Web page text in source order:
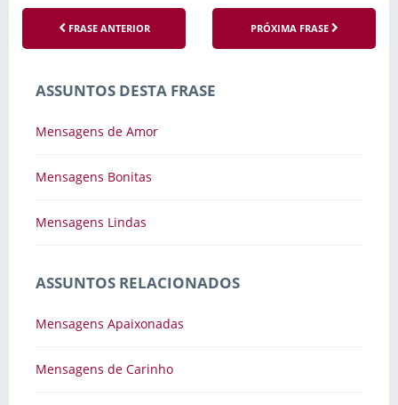
FRASE ANTERIOR PRÓXIMA FRASE
ASSUNTOS DESTA FRASE
Mensagens de Amor
Mensagens Bonitas
Mensagens Lindas
ASSUNTOS RELACIONADOS
Mensagens Apaixonadas
Mensagens de Carinho